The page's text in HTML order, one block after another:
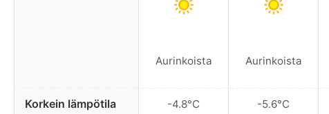
Korkein lämpötila
Aurinkoista
-4.8°C
Aurinkoista
-5.6°C